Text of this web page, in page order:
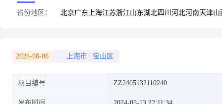
省份地区： 北京广东 上海江苏浙江山东湖北四川 河北河南天津山
2026-08-06 上海市 宝山区
项目编号 ZZ2405132110240